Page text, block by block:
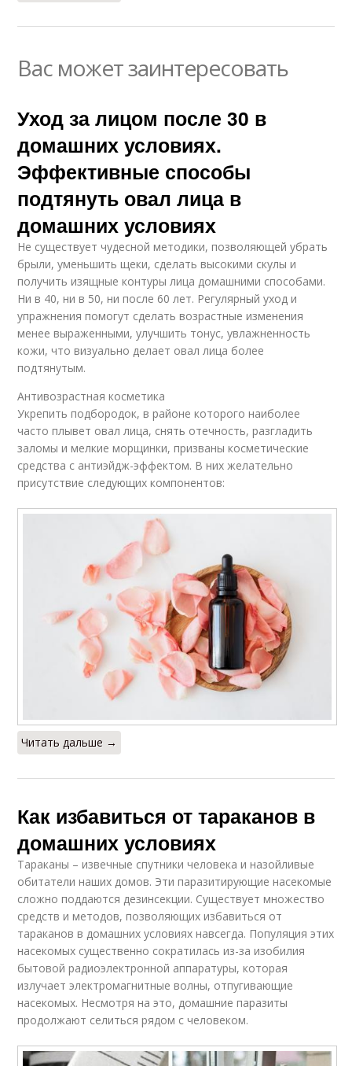
Вас может заинтересовать
Уход за лицом после 30 в
домашних условиях.
Эффективные способы
подтянуть овал лица в
домашних условиях
Не существует чудесной методики, позволяющей убрать
брыли, уменьшить щеки, сделать высокими скулы и
получить изящные контуры лица домашними способами.
Ни в 40, ни в 50, ни после 60 лет. Регулярный уход и
упражнения помогут сделать возрастные изменения
менее выраженными, улучшить тонус, увлажненность
кожи, что визуально делает овал лица более
подтянутым.
Антивозрастная косметика
Укрепить подбородок, в районе которого наиболее
часто плывет овал лица, снять отечность, разгладить
заломы и мелкие морщинки, призваны косметические
средства с антиэйдж-эффектом. В них желательно
присутствие следующих компонентов:
Читать дальше →
Как избавиться от тараканов в
домашних условиях
Тараканы – извечные спутники человека и назойливые
обитатели наших домов. Эти паразитирующие насекомые
сложно поддаются дезинсекции. Существует множество
средств и методов, позволяющих избавиться от
тараканов в домашних условиях навсегда. Популяция этих
насекомых существенно сократилась из-за изобилия
бытовой радиоэлектронной аппаратуры, которая
излучает электромагнитные волны, отпугивающие
насекомых. Несмотря на это, домашние паразиты
продолжают селиться рядом с человеком.